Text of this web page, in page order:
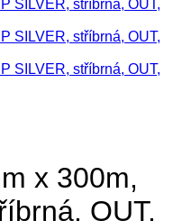
x 300m,
OUT,